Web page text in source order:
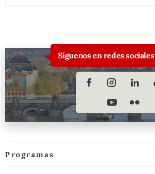
Síguenos en redes sociales
Programas